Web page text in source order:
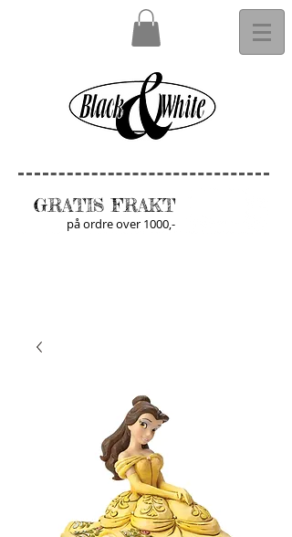
GRATIS FRAKT
på ordre over 1000,-